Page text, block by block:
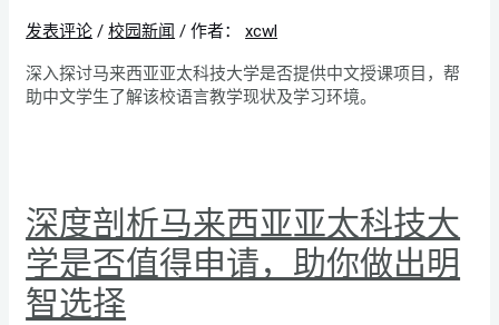
发表评论 /校园新闻 / 作者： xcwl
深入探讨马来西亚亚太科技大学是否提供中文授课项目，帮
助中文学生了解该校语言教学现状及学习环境。
深度剖析马来西亚亚太科技大
学是否值得申请，助你做出明
智选择